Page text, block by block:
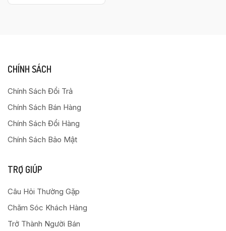
CHÍNH SÁCH
Chính Sách Đổi Trả
Chính Sách Bán Hàng
Chính Sách Đổi Hàng
Chính Sách Bảo Mật
TRỢ GIÚP
Câu Hỏi Thường Gặp
Chăm Sóc Khách Hàng
Trở Thành Người Bán